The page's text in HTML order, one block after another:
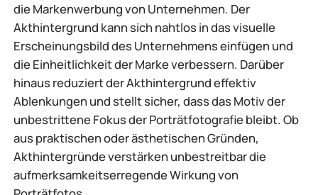
die Markenwerbung von Unternehmen. Der
Akthintergrund kann sich nahtlos in das visuelle
Erscheinungsbild des Unternehmens einfügen und
die Einheitlichkeit der Marke verbessern. Darüber
hinaus reduziert der Akthintergrund effektiv
Ablenkungen und stellt sicher, dass das Motiv der
unbestrittene Fokus der Porträtfotografie bleibt. Ob
aus praktischen oder ästhetischen Gründen,
Akthintergründe verstärken unbestreitbar die
aufmerksamkeitserregende Wirkung von